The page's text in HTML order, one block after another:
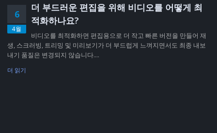
6
4월
더 부드러운 편집을 위해 비디오를 어떻게 최
적화하나요?
비디오를 최적화하면 편집용으로 더 작고 빠른 버전을 만들어 재
생, 스크러빙, 트리밍 및 미리보기가 더 부드럽게 느껴지면서도 최종 내보
내기 품질은 변경되지 않습니다....
더 읽기